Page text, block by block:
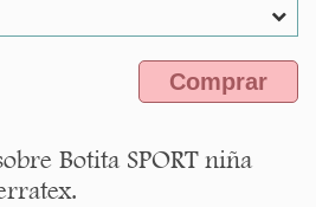
Comprar
Botita SPORT niña